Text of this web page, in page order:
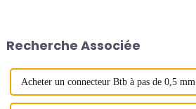
Recherche Associée
Acheter un connecteur Btb à pas de 0,5 mm